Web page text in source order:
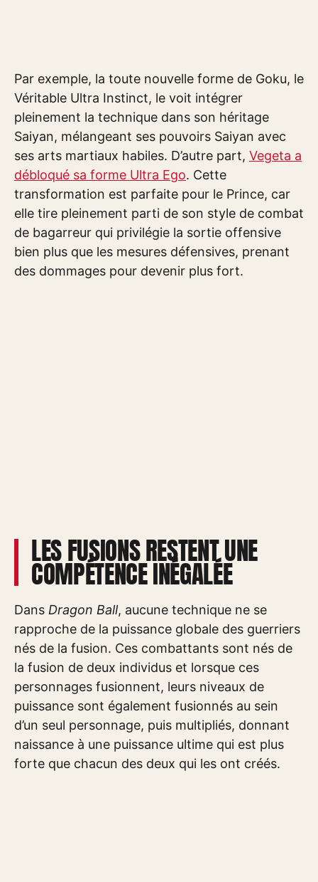
Par exemple, la toute nouvelle forme de Goku, le
Véritable Ultra Instinct, le voit intégrer
pleinement la technique dans son héritage
Saiyan, mélangeant ses pouvoirs Saiyan avec
ses arts martiaux habiles. D’autre part, Vegeta a
débloqué sa forme Ultra Ego. Cette
transformation est parfaite pour le Prince, car
elle tire pleinement parti de son style de combat
de bagarreur qui privilégie la sortie offensive
bien plus que les mesures défensives, prenant
des dommages pour devenir plus fort.
LES FUSIONS RESTENT UNE
COMPÉTENCE INÉGALÉE
Dans Dragon Ball, aucune technique ne se
rapproche de la puissance globale des guerriers
nés de la fusion. Ces combattants sont nés de
la fusion de deux individus et lorsque ces
personnages fusionnent, leurs niveaux de
puissance sont également fusionnés au sein
d’un seul personnage, puis multipliés, donnant
naissance à une puissance ultime qui est plus
forte que chacun des deux qui les ont créés.